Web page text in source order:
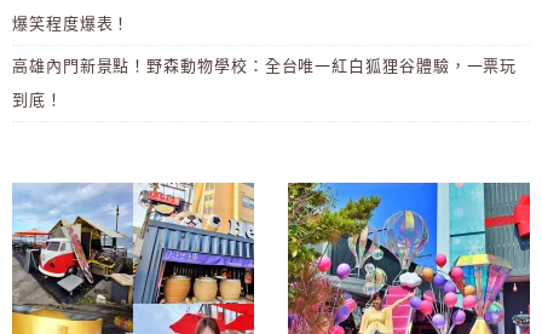
爆笑程度爆表！
高雄內門新景點！野森動物學校：全台唯一紅白狐狸谷體驗，一票玩
到底！